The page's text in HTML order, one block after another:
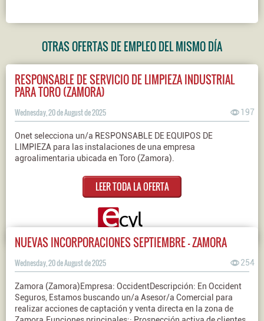
OTRAS OFERTAS DE EMPLEO DEL MISMO DÍA
RESPONSABLE DE SERVICIO DE LIMPIEZA INDUSTRIAL
PARA TORO (ZAMORA)
Wednesday, 20 de August de 2025 197
Onet selecciona un/a RESPONSABLE DE EQUIPOS DE
LIMPIEZA para las instalaciones de una empresa
agroalimentaria ubicada en Toro (Zamora).
LEER TODA LA OFERTA
NUEVAS INCORPORACIONES SEPTIEMBRE - ZAMORA
Wednesday, 20 de August de 2025 254
Zamora (Zamora)Empresa: OccidentDescripción: En Occident
Seguros, Estamos buscando un/a Asesor/a Comercial para
realizar acciones de captación y venta directa en la zona de